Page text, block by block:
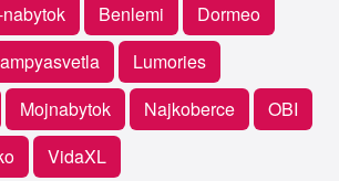
Benlemi
Dormeo
Lumories
Mojnabytok Najkoberce
OBI
VidaXL